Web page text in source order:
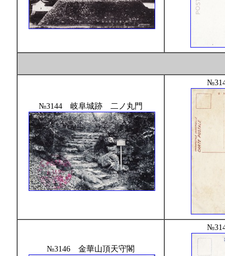
№3144 岐阜城跡 二ノ丸門
№3146 金華山頂天守閣